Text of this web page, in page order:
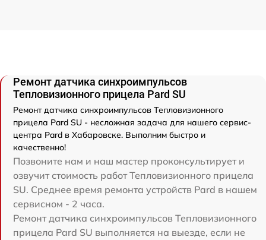
Ремонт датчика синхроимпульсов
Тепловизионного прицела Pard SU
Ремонт датчика синхроимпульсов Тепловизионного
прицела Pard SU - несложная задача для нашего сервис-
центра Pard в Хабаровске. Выполним быстро и
качественно!
Позвоните нам и наш мастер проконсультирует и
озвучит стоимость работ Тепловизионного прицела
SU. Среднее время ремонта устройств Pard в нашем
сервисном - 2 часа.
Ремонт датчика синхроимпульсов Тепловизионного
прицела Pard SU выполняется на выезде, если не